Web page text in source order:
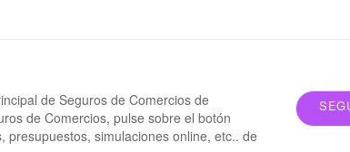
de Seguros de Comercios de
de Comercios, pulse sobre el botón
simulaciones online, etc.. de